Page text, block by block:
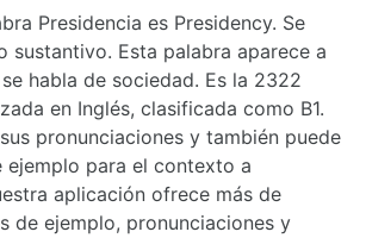
Presidencia es Presidency. Se
sustantivo. Esta palabra aparece a
habla de sociedad. Es la 2322
en Inglés, clasificada como B1.
pronunciaciones y también puede
ejemplo para el contexto a
aplicación ofrece más de
de ejemplo, pronunciaciones y